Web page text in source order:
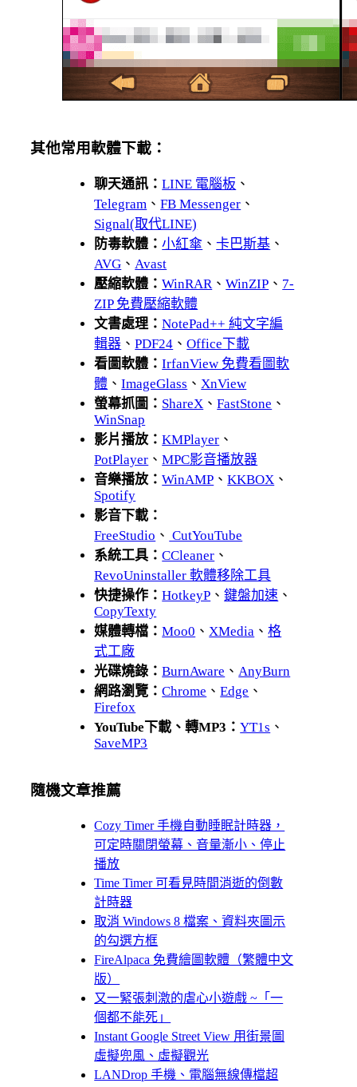
其他常用軟體下載：
聊天通訊：LINE 電腦板 、
Telegram 、FB Messenger 、
Signal(取代LINE)
防毒軟體：小紅傘 、卡巴斯基 、
AVG 、 Avast
壓縮軟體：WinRAR 、WinZIP 、 7-
ZIP 免費壓縮軟體
文書處理：NotePad++ 純文字編
輯器 、PDF24 、Office下載
看圖軟體：IrfanView 免費看圖軟
體 、ImageGlass 、 XnView
螢幕抓圖： ShareX 、FastStone 、
WinSnap
影片播放：KMPlayer 、
PotPlayer 、MPC影音播放器
音樂播放：WinAMP 、KKBOX 、
Spotify
影音下載：
FreeStudio 、 CutYouTube
系統工具：CCleaner 、
RevoUninstaller 軟體移除工具
快捷操作：HotkeyP 、鍵盤加速 、
CopyTexty
媒體轉檔：Moo0 、 XMedia 、格
式工廠
光碟燒錄：BurnAware 、 AnyBurn
網路瀏覽：Chrome 、Edge 、
Firefox
YouTube下載、轉MP3：YT1s 、
SaveMP3
隨機文章推薦
Cozy Timer 手機自動睡眠計時器，
可定時關閉螢幕、音量漸小、停止
播放
Time Timer 可看見時間消逝的倒數
計時器
取消 Windows 8 檔案、資料夾圖示
的勾選方框
FireAlpaca 免費繪圖軟體（繁體中文
版）
又一緊張刺激的虐心小遊戲 ~「一
個都不能死」
Instant Google Street View 用街景圖
虛擬兜風、虛擬觀光
LANDrop 手機、電腦無線傳檔超